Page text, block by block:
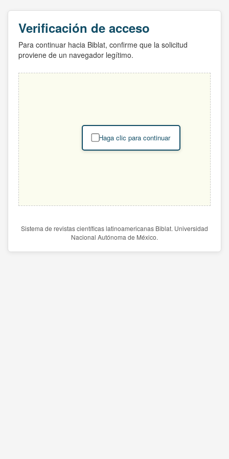
Verificación de acceso
Para continuar hacia Biblat, confirme que la solicitud
proviene de un navegador legítimo.
Haga clic para continuar
Sistema de revistas científicas latinoamericanas Biblat. Universidad
Nacional Autónoma de México.